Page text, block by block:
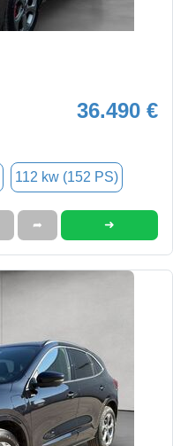
36.490 €
112 kw (152 PS)
➦ ➜